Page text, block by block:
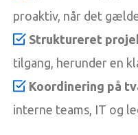
proaktiv, når det
Struktureret
tilgang, herunder en
Koordinering på
interne teams, IT og